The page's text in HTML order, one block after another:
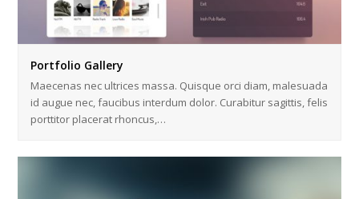
Portfolio Gallery
Maecenas nec ultrices massa. Quisque orci diam, malesuada
id augue nec, faucibus interdum dolor. Curabitur sagittis, felis
porttitor placerat rhoncus,…